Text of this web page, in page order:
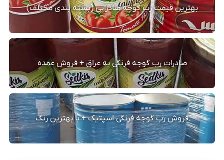
بهترین قیمت رب گوجه صادراتی (بسته بندی مختلف)
صادرات رب گوجه فرنگی به عراق + فروش عمده
فروش رب گوجه فرنگی اسپتیک + با بهترین رنگ